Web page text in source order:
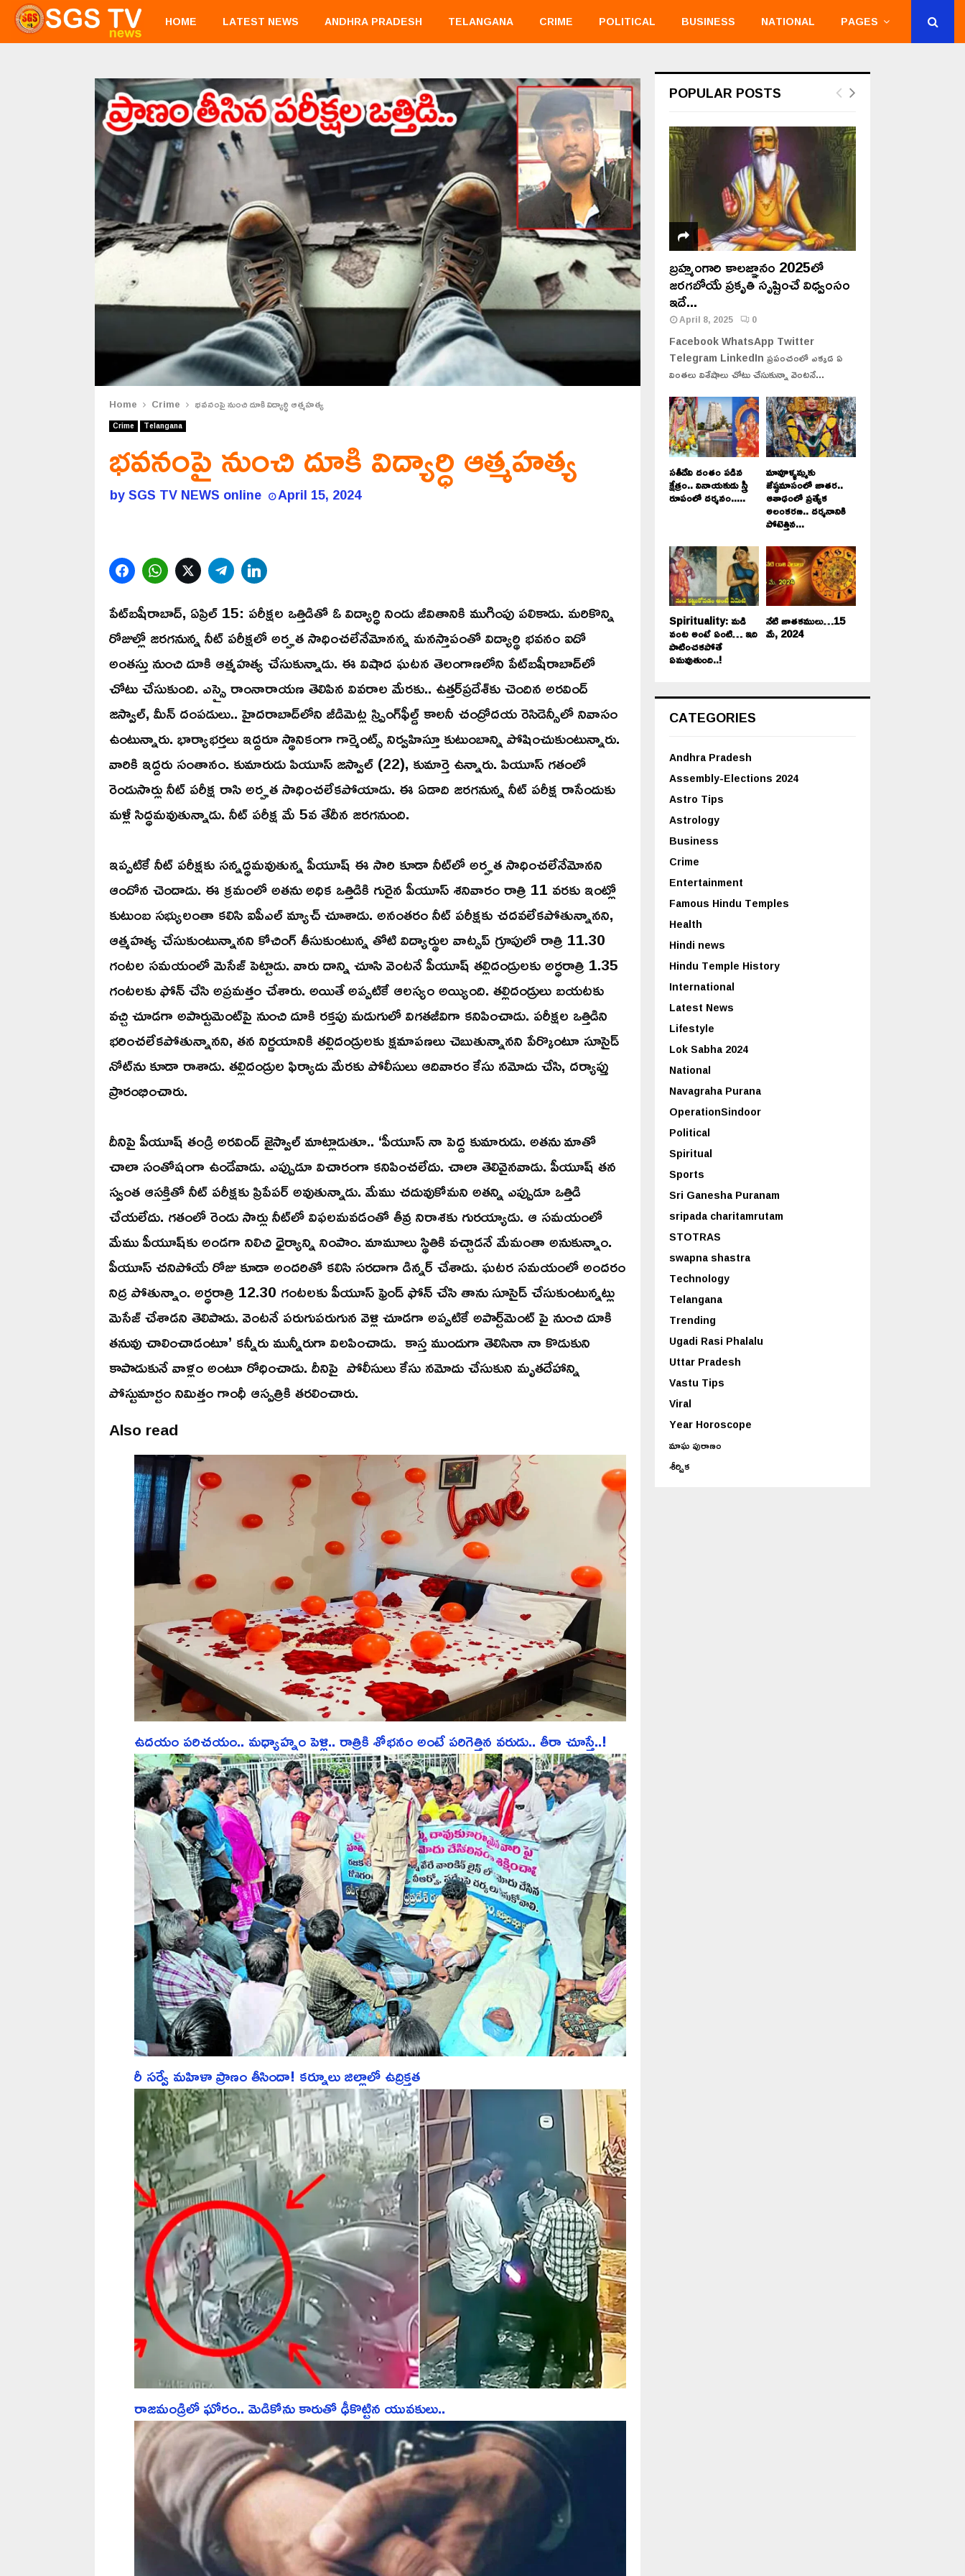
HOME LATEST NEWS ANDHRA PRADESH TELANGANA CRIME POLITICAL BUSINESS NATIONAL PAGES
Home Crime భవనంపై నుంచి దూకి విద్యార్ధి ఆత్మహత్య
Crime Telangana
భవనంపై నుంచి దూకి విద్యార్ధి ఆత్మహత్య
bySGS TV NEWS online April 15, 2024
FacebookWhatsAppTwitterTelegram
పేట్‌బషీరాబాద్‌, ఏప్రిల్ 15: పరీక్షల ఒత్తిడితో ఓ విద్యార్ధి నిండు జీవితానికి ముగింపు పలికాడు. మరికొన్ని
రోజుల్లో జరగనున్న నీట్‌ పరీక్షలో అర్హత సాధించలేనేమోనన్న మనస్తాపంతో విద్యార్థి భవనం ఐదో
అంతస్తు నుంచి దూకి ఆత్మహత్య చేసుకున్నాడు. ఈ విషాద ఘటన తెలంగాణలోని పేట్‌బషీరాబాద్‌లో
చోటు చేసుకుంది. ఎస్సై రాంనారాయణ తెలిపిన వివరాల మేరకు.. ఉత్తర్‌ప్రదేశ్‌కు చెందిన అరవింద్‌
జస్వాల్‌, మీన్‌ దంపడులు.. హైదరాబాద్‌లోని జీడిమెట్ల స్ప్రింగ్‌ఫీల్డ్‌ కాలనీ చంద్రోదయ రెసిడెన్సీలో నివాసం
ఉంటున్నారు. భార్యాభర్తలు ఇద్దరూ స్థానికంగా గార్మెంట్స్‌ నిర్వహిస్తూ కుటుంబాన్ని పోషించుకుంటున్నారు.
వారికి ఇద్దరు సంతానం. కుమారుడు పియూస్‌ జస్వాల్‌ (22), కుమార్తె ఉన్నారు. పియూస్‌ గతంలో
రెండుసార్లు నీట్‌ పరీక్ష రాసి అర్హత సాధించలేకపోయాడు. ఈ ఏడాది జరగనున్న నీట్‌ పరీక్ష రాసేందుకు
మళ్లీ సిద్ధమవుతున్నాడు. నీట్‌ పరీక్ష మే 5వ తేదీన జరగనుంది.
ఇప్పటికే నీట్‌ పరీక్షకు సన్నద్ధమవుతున్న పీయూష్‌ ఈ సారి కూడా నీట్‌లో అర్హత సాధించలేనేమోనని
ఆందోన చెందాడు. ఈ క్రమంలో అతను అధిక ఒత్తిడికి గురైన పీయూస్‌ శనివారం రాత్రి 11 వరకు ఇంట్లో
కుటుంబ సభ్యులంతా కలిసి ఐపీఎల్‌ మ్యాచ్‌ చూశాడు. అనంతరం నీట్‌ పరీక్షకు చదవలేకపోతున్నానని,
ఆత్మహత్య చేసుకుంటున్నానని కోచింగ్‌ తీసుకుంటున్న తోటి విద్యార్థుల వాట్సప్‌ గ్రూపులో రాత్రి 11.30
గంటల సమయంలో మెసేజ్‌ పెట్టాడు. వారు దాన్ని చూసి వెంటనే పీయూష్‌ తల్లిదండ్రులకు అర్ధరాత్రి 1.35
గంటలకు ఫోన్‌ చేసి అప్రమత్తం చేశారు. అయితే అప్పటికే ఆలస్యం అయ్యింది. తల్లిదండ్రులు బయటకు
వచ్చి చూడగా అపార్టుమెంట్‌పై నుంచి దూకి రక్తపు మడుగులో విగతజీవిగా కనిపించాడు. పరీక్షల ఒత్తిడిని
భరించలేకపోతున్నానని, తన నిర్ణయానికి తల్లిదండ్రులకు క్షమాపణలు చెబుతున్నానని పేర్కొంటూ సూసైడ్
నోట్‌ను కూడా రాశాడు. తల్లిదండ్రుల ఫిర్యాదు మేరకు పోలీసులు ఆదివారం కేసు నమోదు చేసి, దర్యాప్తు
ప్రారంభించారు.
దీనిపై పీయూష్‌ తండ్రి అరవింద్ జైస్వాల్ మాట్లాడుతూ.. ‘పీయూస్‌ నా పెద్ద కుమారుడు. అతను మాతో
చాలా సంతోషంగా ఉండేవాడు. ఎప్పుడూ విచారంగా కనిపించలేదు. చాలా తెలివైనవాడు. పీయూష్‌ తన
స్వంత ఆసక్తితో నీట్‌ పరీక్షకు ప్రిపేపర్‌ అవుతున్నాడు. మేము చదువుకోమని అతన్ని ఎప్పుడూ ఒత్తిడి
చేయలేదు. గతంలో రెండు సార్లు నీట్‌లో విఫలమవడంతో తీవ్ర నిరాశకు గురయ్యాడు. ఆ సమయంలో
మేము పీయూష్‌కు అండగా నిలిచి ధైర్యాన్ని నింపాం. మామూలు స్థితికి వచ్చాడనే మేమంతా అనుకున్నాం.
పీయూస్‌ చనిపోయే రోజు కూడా అందరితో కలిసి సరదాగా డిన్నర్‌ చేశాడు. ఘటర సమయంలో అందరం
నిద్ర పోతున్నాం. అర్ధరాత్రి 12.30 గంటలకు పీయూస్‌ ఫ్రెండ్‌ ఫోన్‌ చేసి తాను సూసైడ్‌ చేసుకుంటున్నట్లు
మెసేజ్‌ చేశాడని తెలిపాడు. వెంటనే పరుగుపరుగున వెళ్లి చూడగా అప్పటికే అపార్ట్‌మెంట్‌ పై నుంచి దూకి
తనువు చాలించాడంటూ’ కన్నీరు మున్నీరుగా విలపించాడు. కాస్త ముందుగా తెలిసినా నా కొడుకుని
కాపాడుకునే వాళ్లం అంటూ రోధించాడు. దీనిపై పోలీసులు కేసు నమోదు చేసుకుని మృతదేహాన్ని
పోస్టుమార్టం నిమిత్తం గాంధీ ఆస్పత్రికి తరలించారు.
Also read
ఉదయం పరిచయం.. మధ్యాహ్నం పెళ్లి.. రాత్రికి శోభనం అంటే పరిగెత్తిన వరుడు.. తీరా చూస్తే..!
రీ సర్వే మహిళా ప్రాణం తీసిందా! కర్నూలు జిల్లాలో ఉద్రిక్తత
రాజమండ్రిలో ఘోరం.. మెడికోను కారుతో ఢీకొట్టిన యువకులు..
POPULAR POSTS
బ్రహ్మంగారి కాలజ్ఞానం 2025లో
జరగబోయే ప్రకృతి సృష్టించే విధ్వంసం
ఇదే...
April 8, 2025 0
Facebook WhatsApp Twitter
Telegram LinkedIn ప్రపంచంలో ఎక్కడ ఏ
వింతలు విశేషాలు చోటు చేసుకున్నా వెంటనే...
సతీదేవి దంతం పడిన
క్షేత్రం.. వినాయకుడు స్త్రీ
రూపంలో దర్శనం.....
మావూళ్ళమ్మకు
జేష్ఠమాసంలో జాతర..
ఆశాఢంలో ప్రత్యేక
అలంకరణ.. దర్శనానికి
పోటెత్తిన...
Spirituality: మడి
వంట అంటే ఏంటి… ఇది
పాటించకపోతే
ఏమవుతుంది..!
నేటి జాతకములు…15
మే, 2024
CATEGORIES
Andhra Pradesh
Assembly-Elections 2024
Astro Tips
Astrology
Business
Crime
Entertainment
Famous Hindu Temples
Health
Hindi news
Hindu Temple History
International
Latest News
Lifestyle
Lok Sabha 2024
National
Navagraha Purana
OperationSindoor
Political
Spiritual
Sports
Sri Ganesha Puranam
sripada charitamrutam
STOTRAS
swapna shastra
Technology
Telangana
Trending
Ugadi Rasi Phalalu
Uttar Pradesh
Vastu Tips
Viral
Year Horoscope
మాఘ పురాణం
శీర్షిక